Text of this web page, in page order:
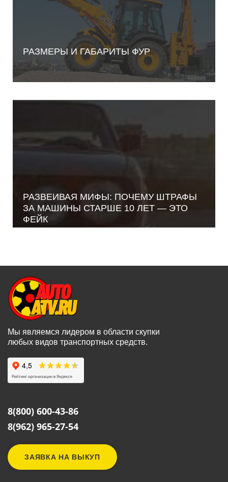
РАЗМЕРЫ И ГАБАРИТЫ ФУР
РАЗВЕИВАЯ МИФЫ: ПОЧЕМУ ШТРАФЫ
ЗА МАШИНЫ СТАРШЕ 10 ЛЕТ — ЭТО
ФЕЙК
Мы являемся лидером в области скупки
любых видов транспортных средств.
8(800) 600-43-86
8(962) 965-27-54
ЗАЯВКА НА ВЫКУП